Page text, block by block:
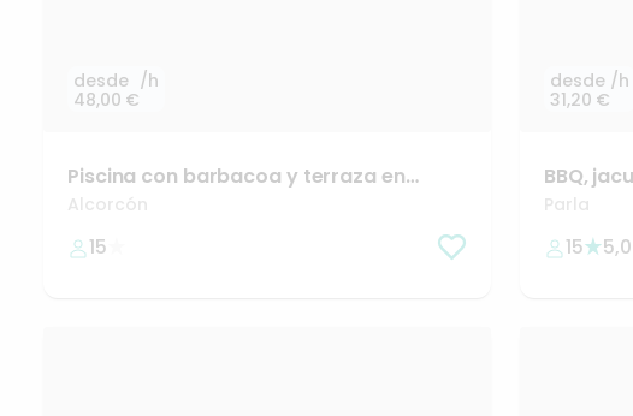
desde
48,00 €
/h
Piscina con barbacoa y terraza en
Alcorcón
Alcorcón
15
desde
31,20 €
/h
BBQ​,​
Madrid
Parla
15 5,0